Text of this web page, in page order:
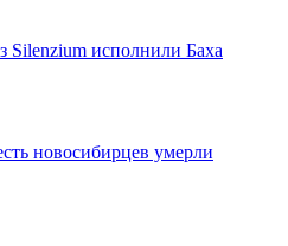
Silenzium исполнили Баха
новосибирцев умерли